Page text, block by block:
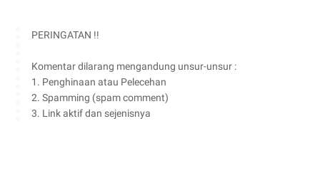
PERINGATAN !!
Komentar dilarang mengandung unsur-unsur :
1. Penghinaan atau Pelecehan
2. Spamming (spam comment)
3. Link aktif dan sejenisnya